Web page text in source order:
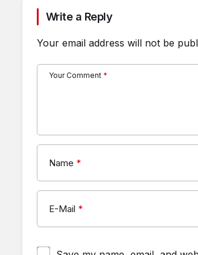
Write a Reply
Your email address will not be
Your Comment *
Name *
E-Mail *